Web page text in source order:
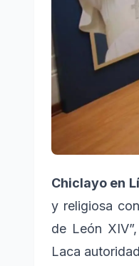
Chiclayo en
y religiosa
de León
Laca